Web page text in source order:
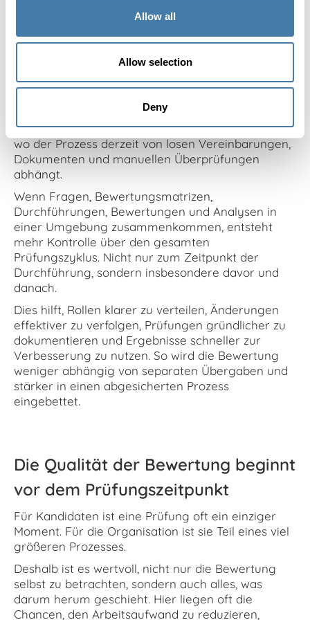
Allow all
Allow selection
Deny
Eine zentrale Umgebung macht
den Prozess sichtbar
Eine zentrale digitale Prüfungsumgebung löst
nicht automatisch alles. Aber sie macht sichtbar,
wo der Prozess derzeit von losen Vereinbarungen,
Dokumenten und manuellen Überprüfungen
abhängt.
Wenn Fragen, Bewertungsmatrizen,
Durchführungen, Bewertungen und Analysen in
einer Umgebung zusammenkommen, entsteht
mehr Kontrolle über den gesamten
Prüfungszyklus. Nicht nur zum Zeitpunkt der
Durchführung, sondern insbesondere davor und
danach.
Dies hilft, Rollen klarer zu verteilen, Änderungen
effektiver zu verfolgen, Prüfungen gründlicher zu
dokumentieren und Ergebnisse schneller zur
Verbesserung zu nutzen. So wird die Bewertung
weniger abhängig von separaten Übergaben und
stärker in einen abgesicherten Prozess
eingebettet.
Die Qualität der Bewertung beginnt
vor dem Prüfungszeitpunkt
Für Kandidaten ist eine Prüfung oft ein einziger
Moment. Für die Organisation ist sie Teil eines viel
größeren Prozesses.
Deshalb ist es wertvoll, nicht nur die Bewertung
selbst zu betrachten, sondern auch alles, was
darum herum geschieht. Hier liegen oft die
Chancen, den Arbeitsaufwand zu reduzieren,